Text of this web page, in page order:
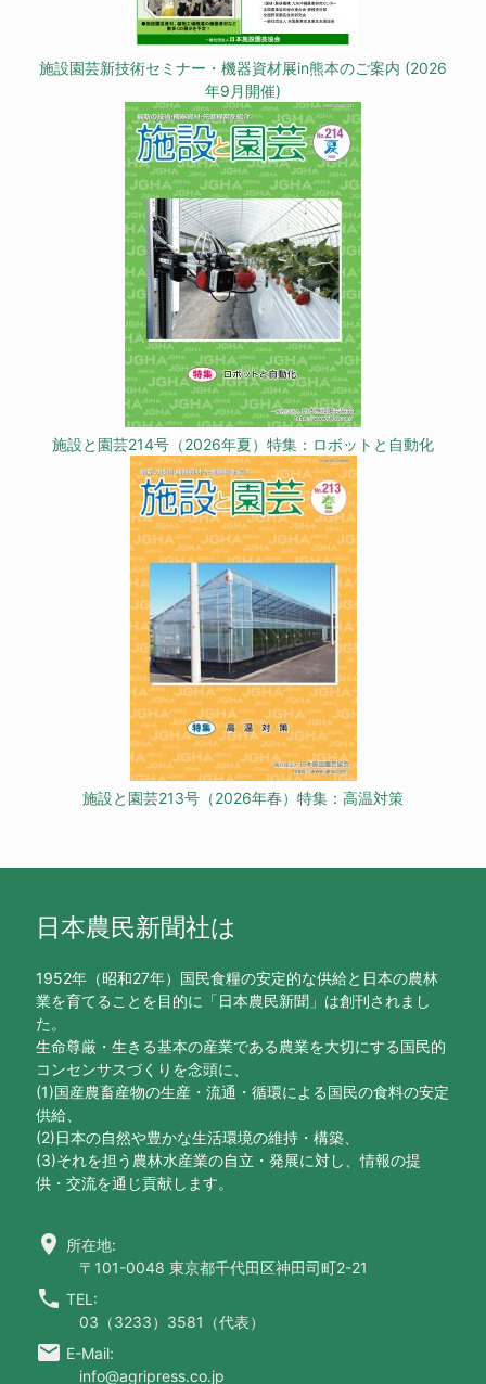
施設園芸新技術セミナー・機器資材展in熊本のご案内 (2026
年9月開催)
施設と園芸214号（2026年夏）特集：ロボットと自動化
施設と園芸213号（2026年春）特集：高温対策
日本農民新聞社は
1952年（昭和27年）国民食糧の安定的な供給と日本の農林
業を育てることを目的に「日本農民新聞」は創刊されまし
た。
生命尊厳・生きる基本の産業である農業を大切にする国民的
コンセンサスづくりを念頭に、
(1)国産農畜産物の生産・流通・循環による国民の食料の安定
供給、
(2)日本の自然や豊かな生活環境の維持・構築、
(3)それを担う農林水産業の自立・発展に対し、情報の提
供・交流を通じ貢献します。
location_on 所在地:
〒101-0048 東京都千代田区神田司町2-21
call TEL:
03（3233）3581（代表）
email E-Mail:
info@agripress.co.jp